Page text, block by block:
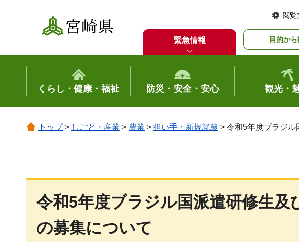
宮崎県
閲覧
緊急情報 目的か
くらし・健康・福祉 防災・安全・安心 観光・
トップ> しごと・産業 > 農業 > 担い手・新規就農 > 令和5年度ブラジ
令和5年度ブラジル国派遣研修生及
の募集について